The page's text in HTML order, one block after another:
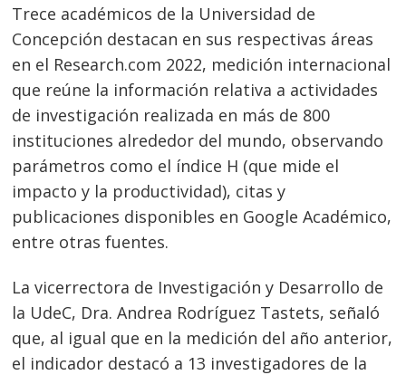
Trece académicos de la Universidad de
Concepción destacan en sus respectivas áreas
en el Research.com 2022, medición internacional
que reúne la información relativa a actividades
de investigación realizada en más de 800
instituciones alrededor del mundo, observando
parámetros como el índice H (que mide el
impacto y la productividad), citas y
publicaciones disponibles en Google Académico,
entre otras fuentes.
La vicerrectora de Investigación y Desarrollo de
la UdeC, Dra. Andrea Rodríguez Tastets, señaló
que, al igual que en la medición del año anterior,
el indicador destacó a 13 investigadores de la